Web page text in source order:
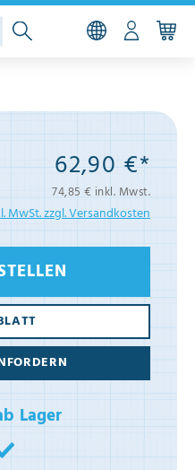
62,90 €*
74,85 € inkl. Mwst.
MwSt. zzgl. Versandkosten
Lager